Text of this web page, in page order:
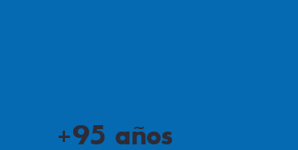
+95 años